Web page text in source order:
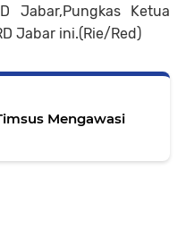
Jabar,Pungkas Ketua
Jabar ini.(Rie/Red)
Mengawasi